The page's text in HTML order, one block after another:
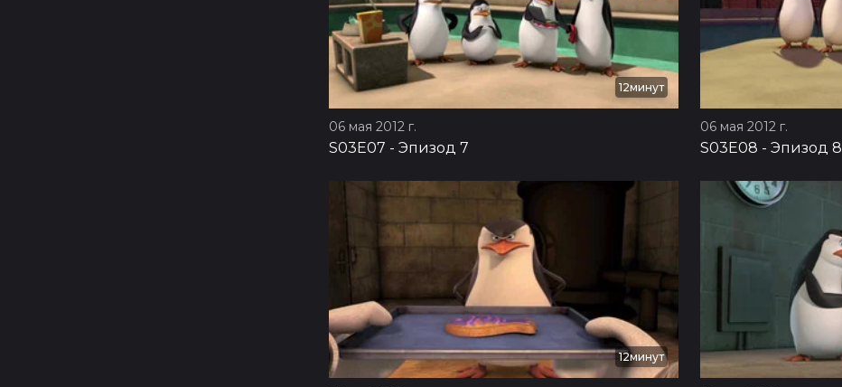
12минут
06 мая 2012 г.
S03E07 - Эпизод 7
06 мая 2012 г.
S03E08 - Эпизод 8
12минут